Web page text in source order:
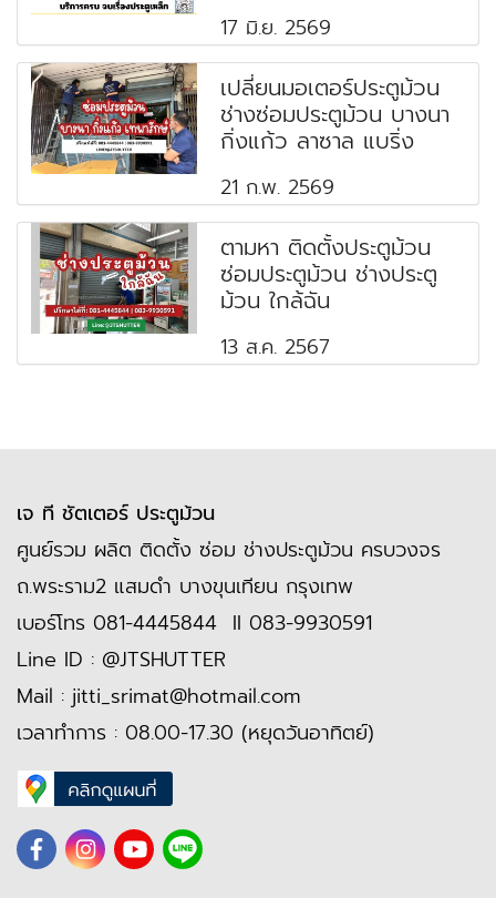
17 มิ.ย. 2569
เปลี่ยนมอเตอร์ประตูม้วน
ช่างซ่อมประตูม้วน บางนา
กิ่งแก้ว ลาซาล แบริ่ง
21 ก.พ. 2569
ตามหา ติดตั้งประตูม้วน
ซ่อมประตูม้วน ช่างประตู
ม้วน ใกล้ฉัน
13 ส.ค. 2567
เจ ที ชัตเตอร์ ประตูม้วน
ศูนย์รวม ผลิต ติดตั้ง ซ่อม ช่างประตูม้วน ครบวงจร
ถ.พระราม2 แสมดำ บางขุนเทียน กรุงเทพ
เบอร์โทร 081-4445844 II 083-9930591
Line ID : @JTSHUTTER
Mail : jitti_srimat@hotmail.com
เวลาทำการ : 08.00-17.30 (หยุดวันอาทิตย์)